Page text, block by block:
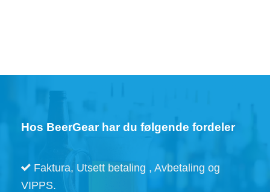
Hos BeerGear har du følgende fordeler
Faktura, Utsett betaling , Avbetaling og
VIPPS.